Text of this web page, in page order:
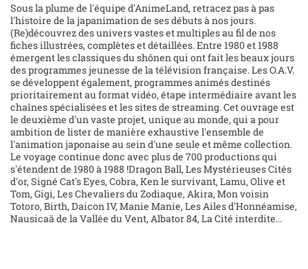
Sous la plume de l'équipe d'AnimeLand, retracez pas à pas
l'histoire de la japanimation de ses débuts à nos jours.
(Re)découvrez des univers vastes et multiples au fil de nos
fiches illustrées, complètes et détaillées. Entre 1980 et 1988
émergent les classiques du shônen qui ont fait les beaux jours
des programmes jeunesse de la télévision française. Les O.A.V.
se développent également, programmes animés destinés
prioritairement au format vidéo, étape intermédiaire avant les
chaînes spécialisées et les sites de streaming. Cet ouvrage est
le deuxième d'un vaste projet, unique au monde, qui a pour
ambition de lister de manière exhaustive l'ensemble de
l'animation japonaise au sein d'une seule et même collection.
Le voyage continue donc avec plus de 700 productions qui
s'étendent de 1980 à 1988 !Dragon Ball, Les Mystérieuses Cités
d'or, Signé Cat's Eyes, Cobra, Ken le survivant, Lamu, Olive et
Tom, Gigi, Les Chevaliers du Zodiaque, Akira, Mon voisin
Totoro, Birth, Daicon IV, Manie Manie, Les Ailes d'Honnéamise,
Nausicaä de la Vallée du Vent, Albator 84, La Cité interdite...